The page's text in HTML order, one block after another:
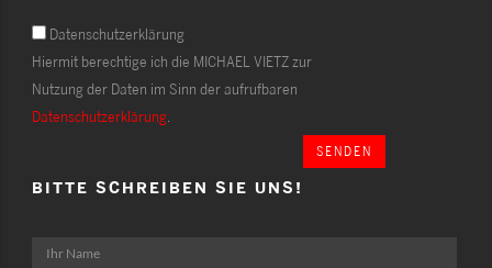
Datenschutzerklärung
Hiermit berechtige ich die MICHAEL VIETZ zur
Nutzung der Daten im Sinn der aufrufbaren
Datenschutzerklärung.
SENDEN
BITTE SCHREIBEN SIE UNS!